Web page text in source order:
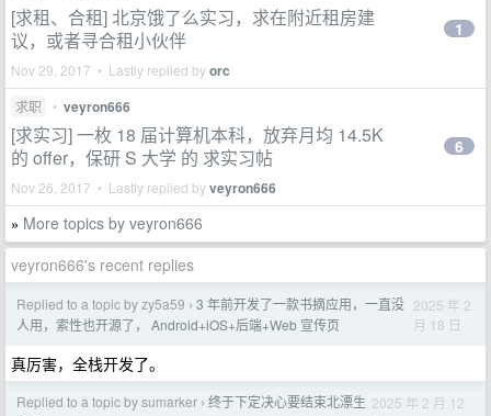
[求租、合租] 北京饿了么实习，求在附近租房建
议，或者寻合租小伙伴
Nov 29, 2017 • Lastly replied byorc
1
求职 • veyron666
[求实习] 一枚 18 届计算机本科，放弃月均 14.5K
的 offer，保研 S 大学 的 求实习帖
Nov 26, 2017 • Lastly replied byveyron666
6
» More topics by veyron666
veyron666's recent replies
Replied to a topic by zy5a59 › 3 年前开发了一款书摘应用，一直没
人用，索性也开源了， Android+iOS+后端+Web 宣传页
2025 年 2
月 18 日
真厉害，全栈开发了。
Replied to a topic by sumarker › 终于下定决心要结束北漂生 2025 年 2 月 12